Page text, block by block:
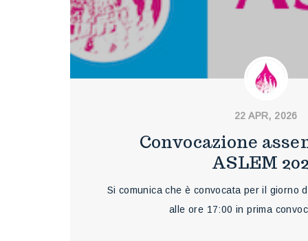
22 APR, 2026
Convocazione
ASLEM
Si comunica che è convocata per il giorno
alle ore 17:00 in prima